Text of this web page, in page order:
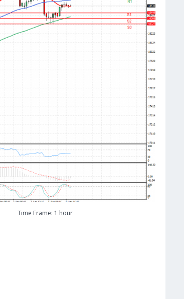
Time Frame: 1 hour